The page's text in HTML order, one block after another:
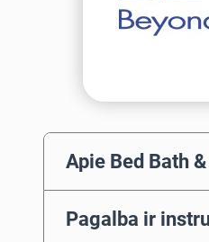
Apie Bed Bath
Pagalba ir